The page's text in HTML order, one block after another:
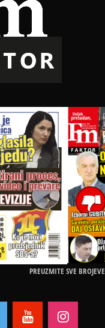
PREUZMITE SVE BROJEVE